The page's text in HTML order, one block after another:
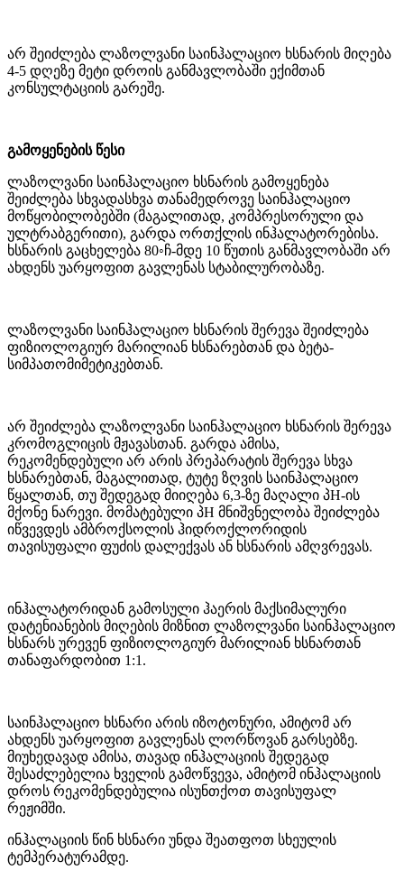
არ შეიძლება ლაზოლვანი საინჰალაციო ხსნარის მიღება
4-5 დღეზე მეტი დროის განმავლობაში ექიმთან
კონსულტაციის გარეშე.
გამოყენების წესი
ლაზოლვანი საინჰალაციო ხსნარის გამოყენება
შეიძლება სხვადასხვა თანამედროვე საინჰალაციო
მოწყობილობებში (მაგალითად, კომპრესორული და
ულტრაბგერითი), გარდა ორთქლის ინჰალატორებისა.
ხსნარის გაცხელება 80◦ჩ-მდე 10 წუთის განმავლობაში არ
ახდენს უარყოფით გავლენას სტაბილურობაზე.
ლაზოლვანი საინჰალაციო ხსნარის შერევა შეიძლება
ფიზიოლოგიურ მარილიან ხსნარებთან და ბეტა-
სიმპათომიმეტიკებთან.
არ შეიძლება ლაზოლვანი საინჰალაციო ხსნარის შერევა
კრომოგლიცის მჟავასთან. გარდა ამისა,
რეკომენდებული არ არის პრეპარატის შერევა სხვა
ხსნარებთან, მაგალითად, ტუტე ზღვის საინჰალაციო
წყალთან, თუ შედეგად მიიღება 6,3-ზე მაღალი პH-ის
მქონე ნარევი. მომატებული პH მნიშვნელობა შეიძლება
იწვევდეს ამბროქსოლის ჰიდროქლორიდის
თავისუფალი ფუძის დალექვას ან ხსნარის ამღვრევას.
ინჰალატორიდან გამოსული ჰაერის მაქსიმალური
დატენიანების მიღების მიზნით ლაზოლვანი საინჰალაციო
ხსნარს ურევენ ფიზიოლოგიურ მარილიან ხსნართან
თანაფარდობით 1:1.
საინჰალაციო ხსნარი არის იზოტონური, ამიტომ არ
ახდენს უარყოფით გავლენას ლორწოვან გარსებზე.
მიუხედავად ამისა, თავად ინჰალაციის შედეგად
შესაძლებელია ხველის გამოწვევა, ამიტომ ინჰალაციის
დროს რეკომენდებულია ისუნთქოთ თავისუფალ
რეჟიმში.
ინჰალაციის წინ ხსნარი უნდა შეათფოთ სხეულის
ტემპერატურამდე.